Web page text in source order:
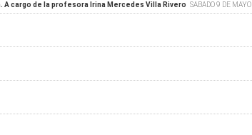
A cargo de la profesora Irina Mercedes Villa Rivero SABADO 9 DE MAYO